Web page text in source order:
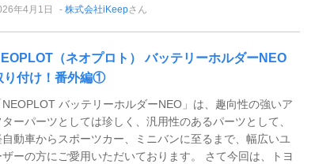
年4月1日
株式会社iKeepさん
（ネオプロト） バッテリーホルダーNEO
り付け！番外編①
NEOPLOT バッテリーホルダーNEO」は、趣向性の強いア
ターパーツとしては珍しく、汎用性のあるパーツとして、
自動車からスポーツカー、ミニバンに至るまで、幅広いユ
ザーの方にご愛用いただいております。 さて今回は、トヨ